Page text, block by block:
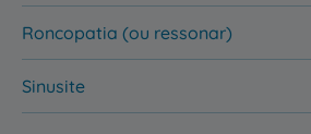
Roncopatia (ou ressonar)
Sinusite